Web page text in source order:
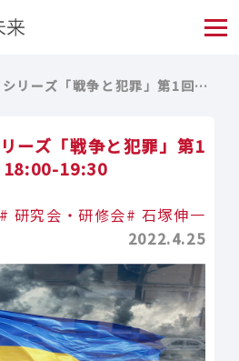
公開研究会・シリーズ「戦争と犯罪」第1回 5/16（月）18:00-19:30
ーズ「戦争と犯罪」第1
19:30
研究会・研修会
石塚伸一
2022.4.25